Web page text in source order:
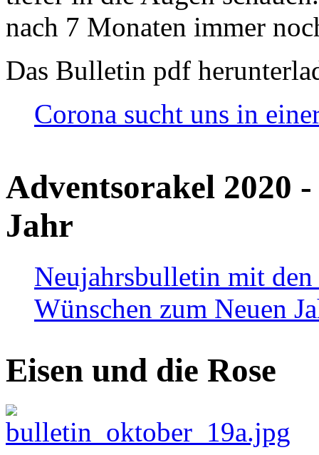
nach 7 Monaten immer
Das Bulletin pdf
Corona sucht uns in
Adventsorakel 2020
Jahr
Neujahrsbulletin mit den
Wünschen zum Neuen
Eisen und die Rose